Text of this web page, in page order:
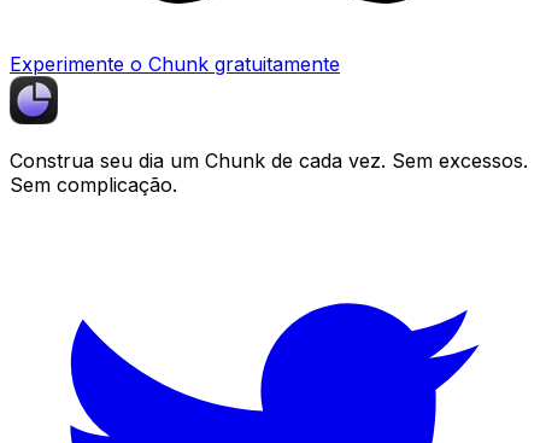
Experimente o Chunk gratuitamente
Construa seu dia um Chunk de cada vez. Sem excessos.
Sem complicação.